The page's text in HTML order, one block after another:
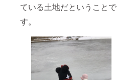
ている土地だということで
す。